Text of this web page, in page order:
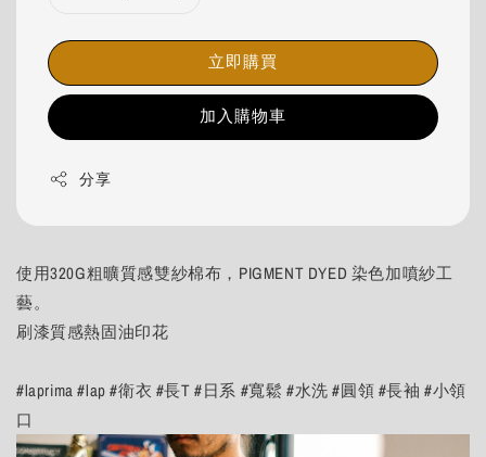
立即購買
加入購物車
分享
使用320G粗曠質感雙紗棉布，PIGMENT DYED 染色加噴紗工
藝。
刷漆質感熱固油印花
#laprima #lap #衛衣 #長T #日系 #寬鬆 #水洗 #圓領 #長袖 #小領
口